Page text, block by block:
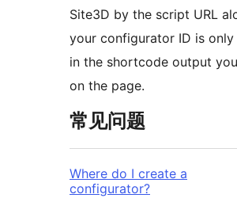
Site3D by the script URL
your configurator ID is only
in the shortcode output
on the page.
常见问题
Where do I create a
configurator?